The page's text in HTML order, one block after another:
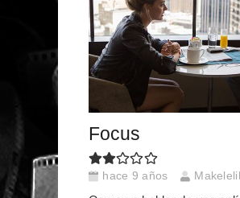
Focus
hace 9 años